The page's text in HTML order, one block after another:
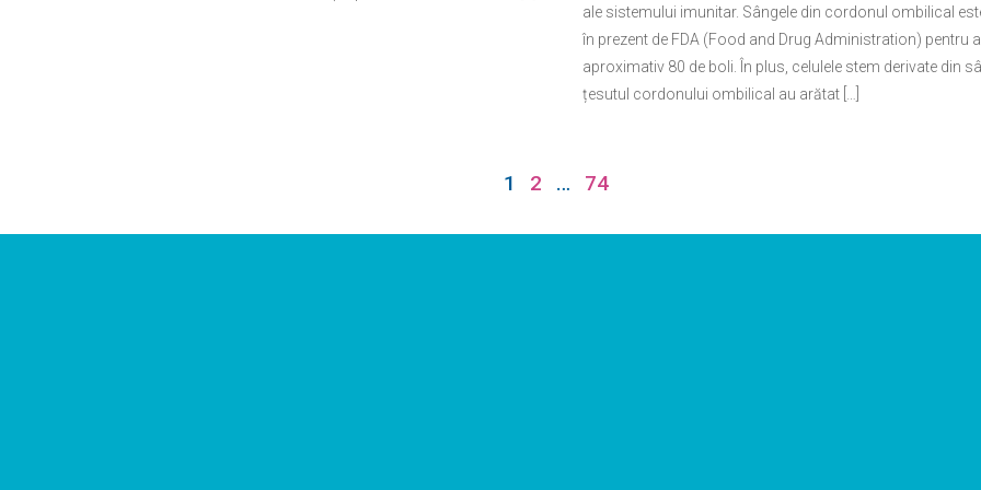
ale sistemului imunitar. Sângele din cordonul ombilical
în prezent de FDA (Food and Drug Administration) pentru
aproximativ 80 de boli. În plus, celulele stem derivate din
țesutul cordonului ombilical au arătat […]
1 2 … 74